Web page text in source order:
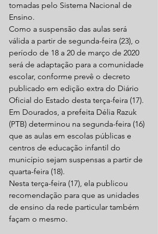
tomadas pelo Sistema Nacional de
Ensino.
Como a suspensão das aulas será
válida a partir de segunda-feira (23), o
período de 18 a 20 de março de 2020
será de adaptação para a comunidade
escolar, conforme prevê o decreto
publicado em edição extra do Diário
Oficial do Estado desta terça-feira (17).
Em Dourados, a prefeita Délia Razuk
(PTB) determinou na segunda-feira (16)
que as aulas em escolas públicas e
centros de educação infantil do
município sejam suspensas a partir de
quarta-feira (18).
Nesta terça-feira (17), ela publicou
recomendação para que as unidades
de ensino da rede particular também
façam o mesmo.